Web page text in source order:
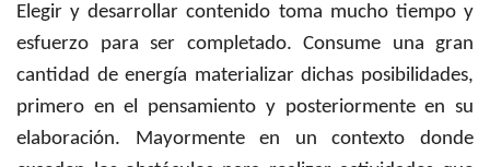
Elegir y desarrollar contenido toma mucho tiempo y
esfuerzo para ser completado. Consume una gran
cantidad de energía materializar dichas posibilidades,
primero en el pensamiento y posteriormente en su
elaboración. Mayormente en un contexto donde